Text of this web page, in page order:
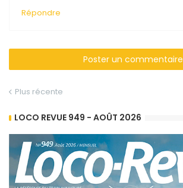
Répondre
Poster un commentaire
Plus récente
LOCO REVUE 949 - AOÛT 2026